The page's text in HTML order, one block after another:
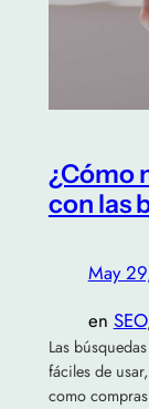
¿Cómo
con las
May
en SEO
Las
fáciles de
como